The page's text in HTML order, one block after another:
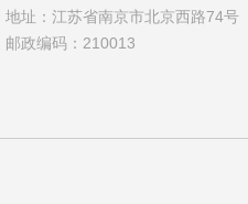
地址：江苏省南京市北京西路74号
邮政编码：210013